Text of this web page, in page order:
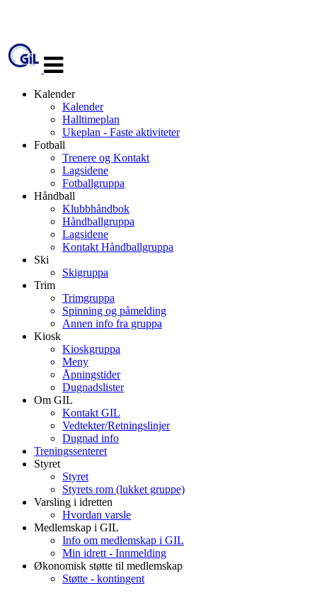
navigasjon
Kalender
Kalender
Halltimeplan
Ukeplan - Faste aktiviteter
Fotball
Trenere og Kontakt
Lagsidene
Fotballgruppa
Håndball
Klubbhåndbok
Håndballgruppa
Lagsidene
Kontakt Håndballgruppa
Ski
Skigruppa
Trim
Trimgruppa
Spinning og påmelding
Annen info fra gruppa
Kiosk
Kioskgruppa
Meny
Åpningstider
Dugnadslister
Om GIL
Kontakt GIL
Vedtekter/Retningslinjer
Dugnad info
Treningssenteret
Styret
Styret
Styrets rom (lukket gruppe)
Varsling i idretten
Hvordan varsle
Medlemskap i GIL
Info om medlemskap i GIL
Min idrett - Innmelding
Økonomisk støtte til medlemskap
Støtte - kontingent